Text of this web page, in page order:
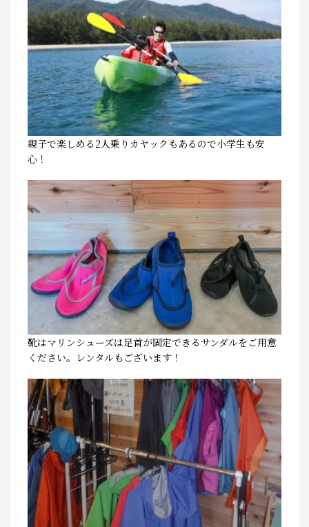
親子で楽しめる2人乗りカヤックもあるので小学生も安
心！
靴はマリンシューズは足首が固定できるサンダルをご用意
ください。レンタルもございます！